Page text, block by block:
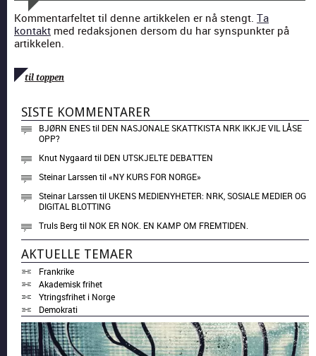
Kommentarfeltet til denne artikkelen er nå stengt. Ta
kontakt med redaksjonen dersom du har synspunkter på
artikkelen.
til toppen
SISTE KOMMENTARER
BJØRN ENEStil DEN NASJONALE SKATTKISTA NRK IKKJE VIL LÅSE
OPP?
Knut Nygaard til DEN UTSKJELTE DEBATTEN
Steinar Larssen til«NY KURS FOR NORGE»
Steinar Larssen tilUKENS MEDIENYHETER: NRK, SOSIALE MEDIER OG
DIGITAL BLOTTING
Truls Berg til NOK ER NOK. EN KAMP OM FREMTIDEN.
AKTUELLE TEMAER
Frankrike
Akademisk frihet
Ytringsfrihet i Norge
Demokrati